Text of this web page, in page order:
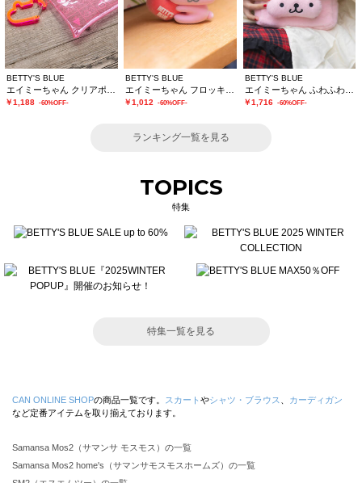
BETTY'S BLUE
￥1,188 -60%OFF-
BETTY'S BLUE
￥1,012 -60%OFF-
BETTY'S BLUE
エイミーちゃん ふわふわショルダーバッグ
￥1,716 -60%OFF-
ランキング一覧を見る
TOPICS
特集
特集一覧を見る
CAN ONLINE SHOPの商品一覧です。 スカート やシャツ・ブラウス
カーディガン
など定番アイテムを取り揃えております。
Samansa Mos2（サマンサ モスモス）の一覧
Samansa Mos2 home's（サマンサモスモスホームズ）の一覧